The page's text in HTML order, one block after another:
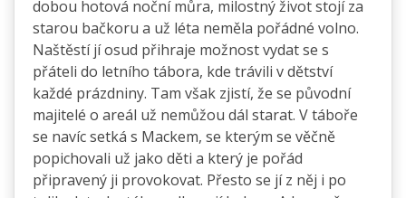
dobou hotová noční můra, milostný život stojí za
starou bačkoru a už léta neměla pořádné volno.
Naštěstí jí osud přihraje možnost vydat se s
přáteli do letního tábora, kde trávili v dětství
každé prázdniny. Tam však zjistí, že se původní
majitelé o areál už nemůžou dál starat. V táboře
se navíc setká s Mackem, se kterým se věčně
popichovali už jako děti a který je pořád
připravený ji provokovat. Přesto se jí z něj i po